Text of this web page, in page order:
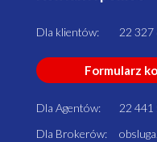
Dla klientów: 22 327
Formularz
Dla Agentów:
22 441
Dla Brokerów: